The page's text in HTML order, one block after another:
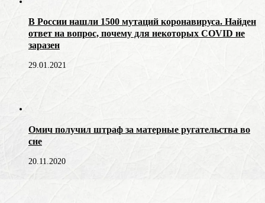
В России нашли 1500 мутаций коронавируса. Найден
ответ на вопрос, почему для некоторых COVID не
заразен
29.01.2021
Омич получил штраф за матерные ругательства во
сне
20.11.2020